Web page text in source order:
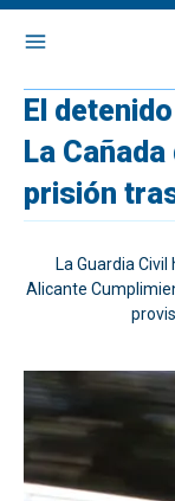
El
La
prisión
La Guardia
Alicante